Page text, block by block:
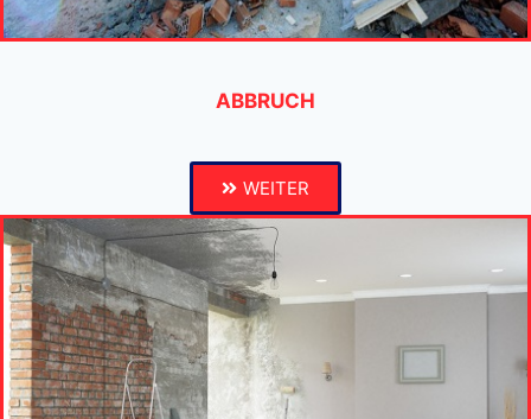
ABBRUCH
WEITER